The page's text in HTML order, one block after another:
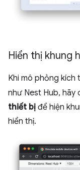
Hiển thị khung
Khi mô phỏng
như Nest Hub, hãy
thiết bị để hiện
hiển thị.